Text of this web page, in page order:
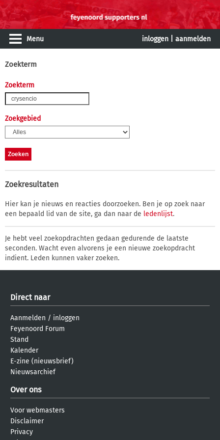
Menu inloggen aanmelden
Zoekterm
Zoekterm
Zoekgebied
Zoekresultaten
Hier kan je nieuws en reacties doorzoeken. Ben je op zoek naar
een bepaald lid van de site, ga dan naar de ledenlijst.
Je hebt veel zoekopdrachten gedaan gedurende de laatste
seconden. Wacht even alvorens je een nieuwe zoekopdracht
indient. Leden kunnen vaker zoeken.
Direct naar
Aanmelden / inloggen
Feyenoord Forum
Stand
Kalender
E-zine (nieuwsbrief)
Nieuwsarchief
Over ons
Voor webmasters
Disclaimer
Privacy